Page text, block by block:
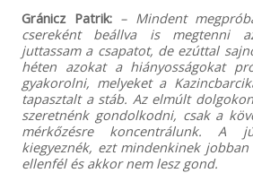
Gránicz Patrik: – Mindent
csereként beállva is megtenni
juttassam a csapatot, de ezúttal
héten azokat a hiányosságokat
gyakorolni, melyeket a
tapasztalt a stáb. Az elmúlt
szeretnénk gondolkodni, csak a
mérkőzésre koncentrálunk. A
kiegyeznék, ezt mindenkinek
ellenfél és akkor nem lesz gond.